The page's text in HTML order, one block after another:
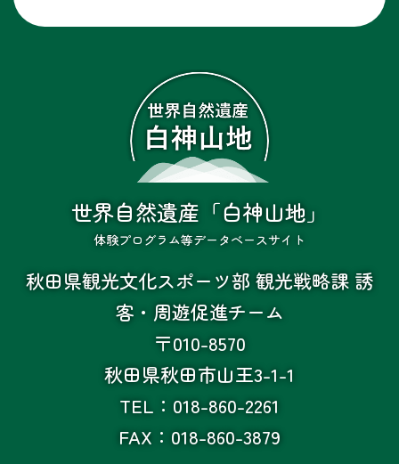
世界自然遺産「白神山地」
体験プログラム等データベースサイト
秋田県観光文化スポーツ部 観光戦略課 誘
客・周遊促進チーム
〒010-8570
秋田県秋田市山王3-1-1
TEL：018-860-2261
FAX：018-860-3879